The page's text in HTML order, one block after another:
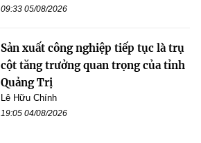
09:33 05/08/2026
Sản xuất công nghiệp tiếp tục là trụ
cột tăng trưởng quan trọng của tỉnh
Quảng Trị
Lê Hữu Chính
19:05 04/08/2026